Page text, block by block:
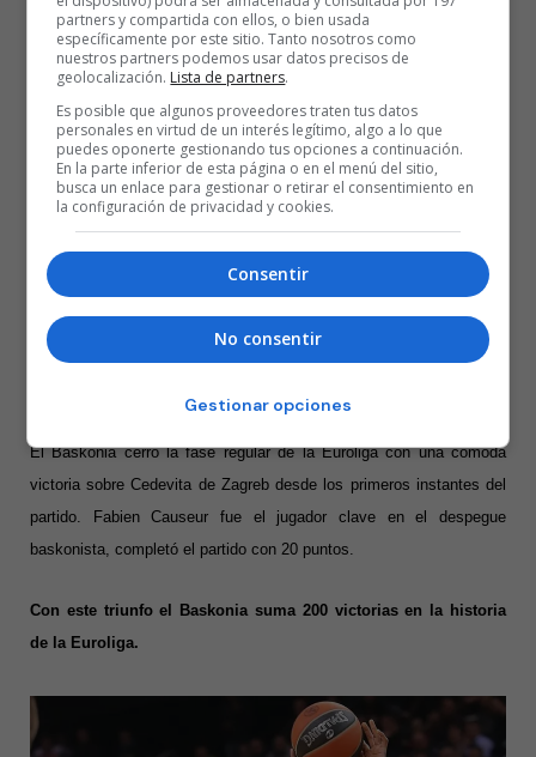
Foto:euroleague.net.Espectacular mate de Toko Shengeila ante
El Baskonia cerró la fase regular de la Euroliga con una cómoda
victoria sobre Cedevita de Zagreb desde los primeros instantes del
partido. Fabien Causeur fue el jugador clave en el despegue
baskonista, completó el partido con 20 puntos.
Con este triunfo el Baskonia suma 200 victorias en la historia
de la Euroliga.
partners y compartida con ellos, o bien usada
específicamente por este sitio. Tanto nosotros como
nuestros partners podemos usar datos precisos de
geolocalización. Lista de partners.
Es posible que algunos proveedores traten tus datos
personales en virtud de un interés legítimo, algo a lo que
puedes oponerte gestionando tus opciones a continuación.
En la parte inferior de esta página o en el menú del sitio,
busca un enlace para gestionar o retirar el consentimiento en
la configuración de privacidad y cookies.
Consentir
No consentir
Gestionar opciones